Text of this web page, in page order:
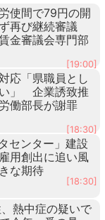
使間で79円の開
再び継続審議
金審議会専門部
[19:00]
応「県職員とし
」 企業誘致推
働部長が謝罪
[18:30]
センター」建設
用創出に追い風
な期待
[18:30]
熱中症の疑いで